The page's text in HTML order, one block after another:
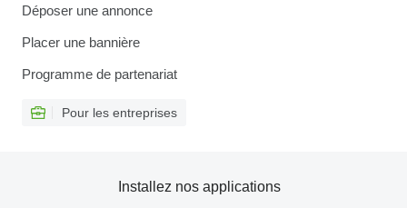
Déposer une annonce
Placer une bannière
Programme de partenariat
Pour les entreprises
Installez nos applications